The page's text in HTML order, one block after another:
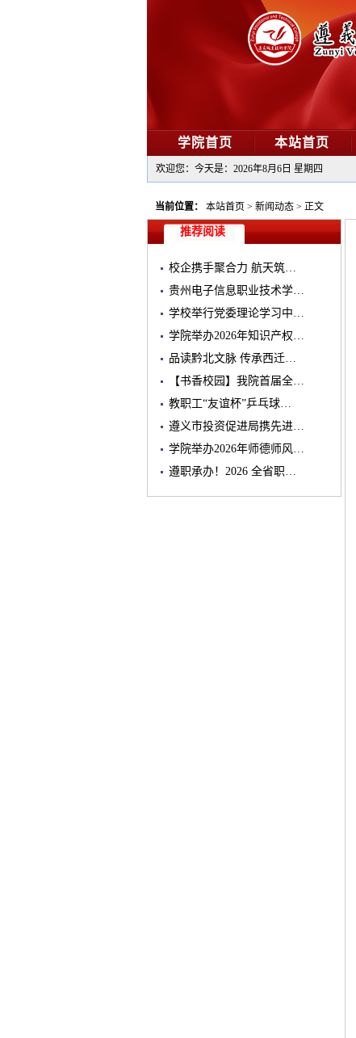
学院首页 本站首页
欢迎您：今天是： 2026年8月6日 星期四
当前位置： 本站首页 > 新闻动态 > 正文
推荐阅读
校企携手聚合力 航天筑…
贵州电子信息职业技术学…
学校举行党委理论学习中…
学院举办2026年知识产权…
品读黔北文脉 传承西迁…
【书香校园】我院首届全…
教职工“友谊杯”乒乓球…
遵义市投资促进局携先进…
学院举办2026年师德师风…
遵职承办！2026 全省职…